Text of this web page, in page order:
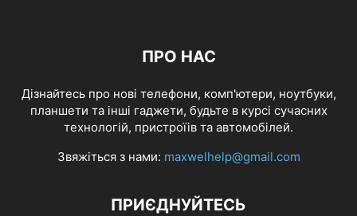
ПРО НАС
Дізнайтесь про нові телефони, комп'ютери, ноутбуки,
планшети та інші гаджети, будьте в курсі сучасних
технологій, пристроїів та автомобілей.
Звяжіться з нами: maxwelhelp@gmail.com
ПРИЄДНУЙТЕСЬ